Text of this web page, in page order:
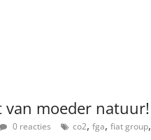
moeder natuur!
0 reacties co2, fga, fiat group,